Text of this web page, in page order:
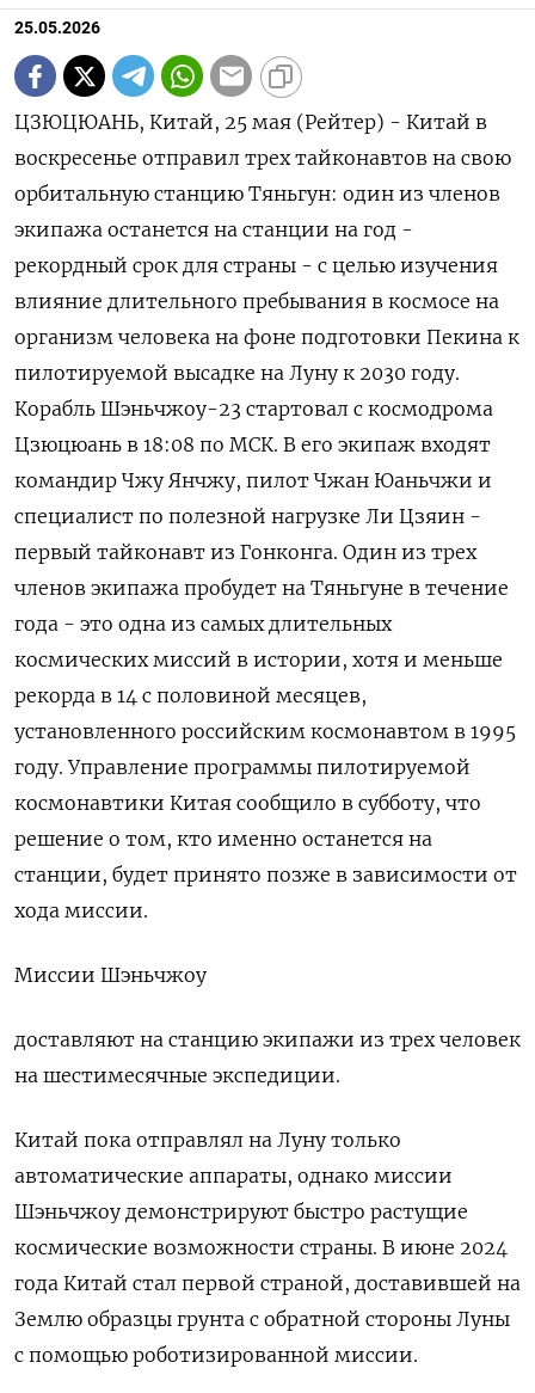
25.05.2026
ЦЗЮЦЮАНЬ, Китай, 25 мая (Рейтер) - Китай в
воскресенье отправил трех тайконавтов на свою
орбитальную станцию Тяньгун: один из членов
экипажа останется на станции на год -
рекордный срок для ‌страны - с целью изучения
влияние длительного пребывания в космосе на
организм человека на фоне подготовки Пекина к
пилотируемой высадке на Луну к 2030 году.
Корабль Шэньчжоу-23 ​стартовал с космодрома
Цзюцюань ​в 18:08 по МСК. ​В его ⁠экипаж входят
командир Чжу Янчжу, пилот Чжан Юаньчжи и
‌специалист по полезной нагрузке Ли ‌Цзяин -
первый тайконавт из Гонконга. Один из трех
членов экипажа пробудет на Тяньгуне в ​течение
года - это одна из самых длительных
космических миссий в ‌истории, хотя и меньше
рекорда в 14 с половиной месяцев,
установленного российским ​космонавтом в 1995
году. Управление программы пилотируемой
космонавтики Китая сообщило в ‌субботу, что
решение о том, кто именно останется на
станции, будет принято позже в зависимости от
хода миссии.
Миссии Шэньчжоу
доставляют на станцию ​экипажи из трех ​человек
на шестимесячные ‌экспедиции.
Китай пока отправлял на Луну только
автоматические аппараты, однако миссии
Шэньчжоу демонстрируют ​быстро растущие
космические возможности страны. В июне 2024
года Китай стал первой страной, доставившей на
Землю образцы грунта с обратной стороны Луны
с помощью роботизированной миссии.